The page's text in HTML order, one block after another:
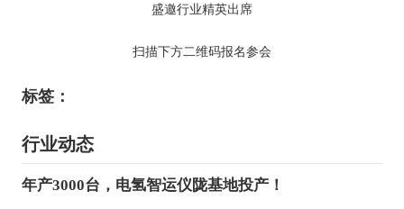
盛邀行业精英出席
扫描下方二维码报名参会
标签：
行业动态
年产3000台，电氢智运仪陇基地投产！